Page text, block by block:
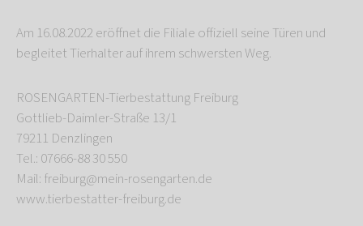
Am 16.08.2022 eröffnet die Filiale offiziell seine Türen und
begleitet Tierhalter auf ihrem schwersten Weg.
ROSENGARTEN-Tierbestattung Freiburg
Gottlieb-Daimler-Straße 13/1
79211 Denzlingen
Tel.: 07666-88 30 550
Mail: freiburg@mein-rosengarten.de
www.tierbestatter-freiburg.de